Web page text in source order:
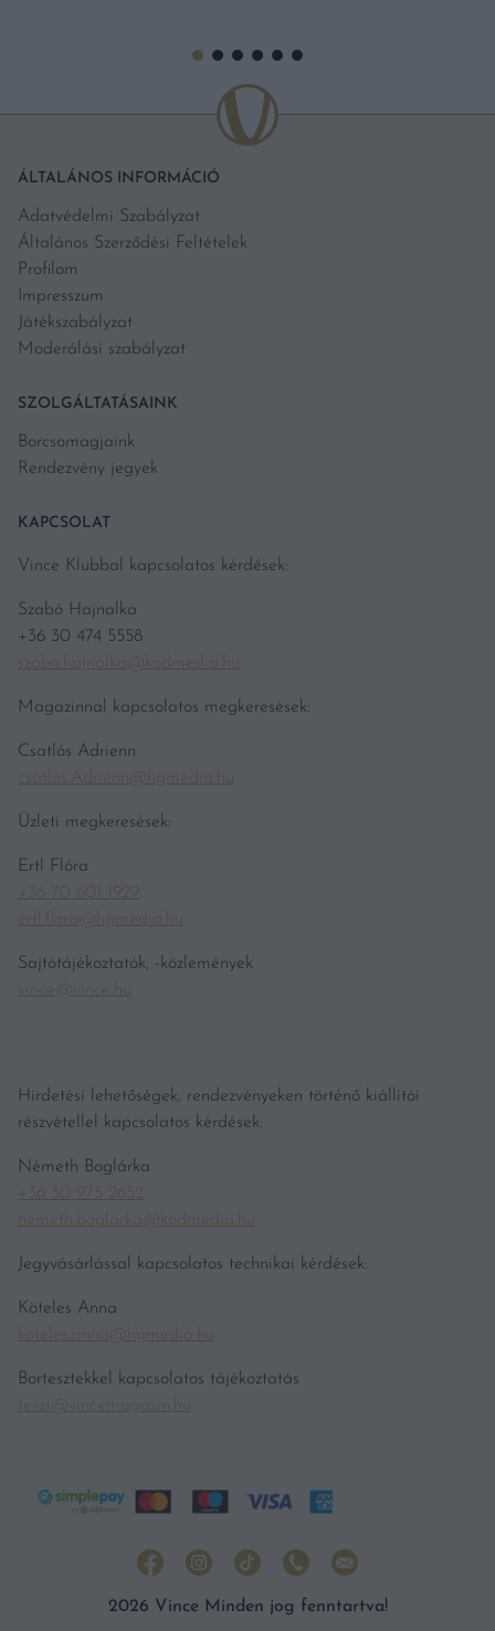
ÁLTALÁNOS INFORMÁCIÓ
Adatvédelmi Szabályzat
Általános Szerződési Feltételek
Profilom
Impresszum
Játékszabályzat
Moderálási szabályzat
SZOLGÁLTATÁSAINK
Borcsomagjaink
Rendezvény jegyek
KAPCSOLAT
Vince Klubbal kapcsolatos kérdések:
Szabó Hajnalka
+36 30 474 5558
szabo.hajnalka@kodmedia.hu
Magazinnal kapcsolatos megkeresések:
Csatlós Adrienn
csatlos.Adrienn@hgmedia.hu
Üzleti megkeresések:
Ertl Flóra
+36 70 601 1929
ertl.flora@hgmedia.hu
Sajtótájékoztatók, -közlemények
vince@vince.hu
Hirdetési lehetőségek, rendezvényeken történő kiállítói
részvétellel kapcsolatos kérdések:
Németh Boglárka
+36 30 975 2652
nemeth.boglarka@kodmedia.hu
Jegyvásárlással kapcsolatos technikai kérdések:
Köteles Anna
koteles.anna@hgmedia.hu
Bortesztekkel kapcsolatos tájékoztatás
teszt@vincemagazin.hu
2026 Vince Minden jog fenntartva!